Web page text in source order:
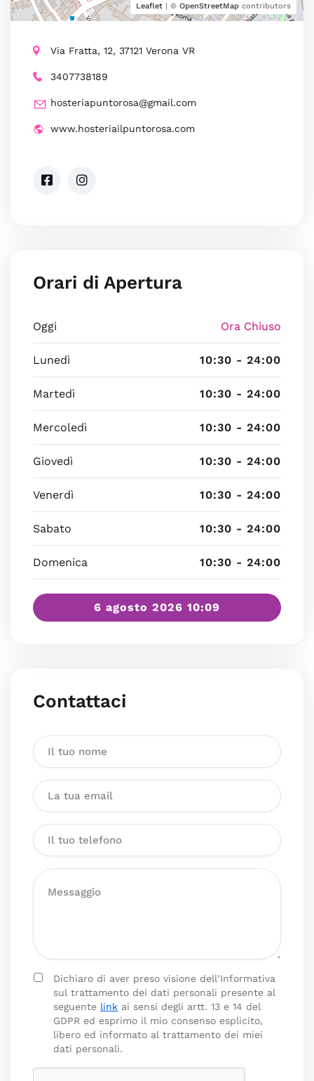
Leaflet | © OpenStreetMap contributors
Via Fratta, 12, 37121 Verona VR
3407738189
hosteriapuntorosa@gmail.com
www.hosteriailpuntorosa.com
Orari di Apertura
Oggi Ora Chiuso
Lunedì 10:30 - 24:00
Martedì 10:30 - 24:00
Mercoledì 10:30 - 24:00
Giovedì 10:30 - 24:00
Venerdì 10:30 - 24:00
Sabato 10:30 - 24:00
Domenica 10:30 - 24:00
6 agosto 2026 10:09
Contattaci
Dichiaro di aver preso visione dell’Informativa
sul trattamento dei dati personali presente al
seguente link ai sensi degli artt. 13 e 14 del
GDPR ed esprimo il mio consenso esplicito,
libero ed informato al trattamento dei miei
dati personali.